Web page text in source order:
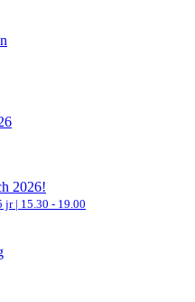
2026!
jr | 15.30 - 19.00